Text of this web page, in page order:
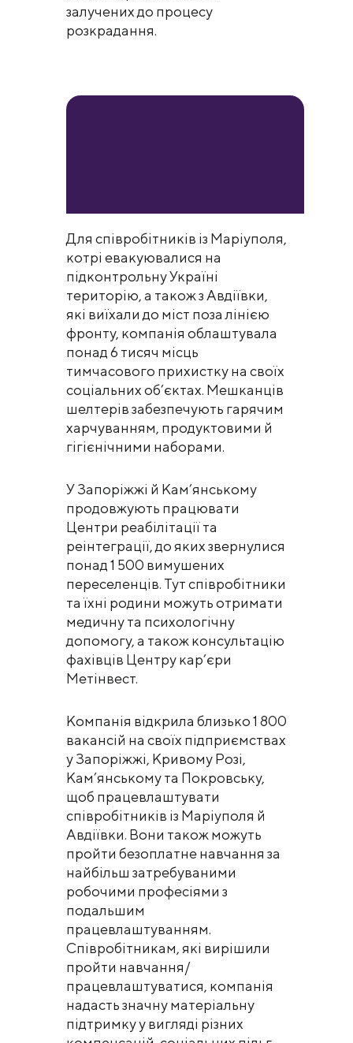
залучених до процесу
розкрадання.
Для співробітників із Маріуполя,
котрі евакуювалися на
підконтрольну Україні
територію, а також з Авдіївки,
які виїхали до міст поза лінією
фронту, компанія облаштувала
понад 6 тисяч місць
тимчасового прихистку на своїх
соціальних об’єктах. Мешканців
шелтерів забезпечують гарячим
харчуванням, продуктовими й
гігієнічними наборами.
У Запоріжжі й Кам’янському
продовжують працювати
Центри реабілітації та
реінтеграції, до яких звернулися
понад 1 500 вимушених
переселенців. Тут співробітники
та їхні родини можуть отримати
медичну та психологічну
допомогу, а також консультацію
фахівців Центру кар’єри
Метінвест.
Компанія відкрила близько 1 800
вакансій на своїх підприємствах
у Запоріжжі, Кривому Розі,
Кам’янському та Покровську,
щоб працевлаштувати
співробітників із Маріуполя й
Авдіївки. Вони також можуть
пройти безоплатне навчання за
найбільш затребуваними
робочими професіями з
подальшим
працевлаштуванням.
Співробітникам, які вирішили
пройти навчання/
працевлаштуватися, компанія
надасть значну матеріальну
підтримку у вигляді різних